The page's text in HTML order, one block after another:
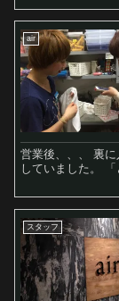
air
営業後、、、 裏
していました。 「
スタッフ